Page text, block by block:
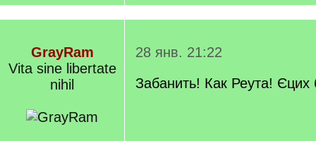
GrayRam
Vita sine libertate
nihil
28 янв. 21:22
Забанить! Как Реута! Єцих